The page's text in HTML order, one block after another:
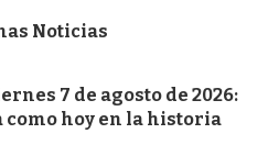
Noticias
7 de agosto de 2026:
hoy en la historia